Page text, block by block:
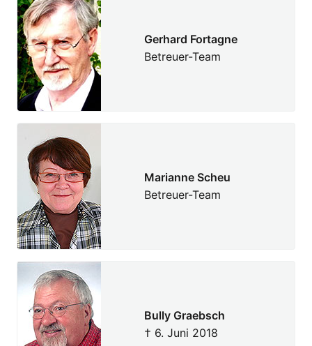
Gerhard Fortagne
Betreuer-Team
Marianne Scheu
Betreuer-Team
Bully Graebsch
† 6. Juni 2018